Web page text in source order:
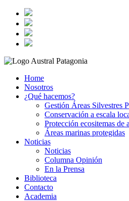
Home
Nosotros
¿Qué hacemos?
Gestión Áreas Silvestres
Conservación a escala
Protección ecositemas de
Áreas marinas protegidas
Noticias
Noticias
Columna Opinión
En la Prensa
Biblioteca
Contacto
Academia